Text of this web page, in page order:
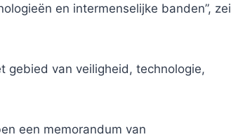
en intermenselijke banden”, zei
gebied van veiligheid, technologie,
een memorandum van